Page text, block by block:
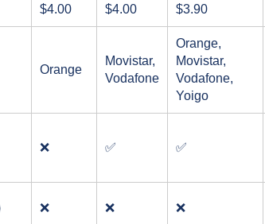
$4.00 $4.00 $3.90
Orange
Movistar,
Vodafone
Orange,
Movistar,
Vodafone,
Yoigo
❌ ✅ ✅
❌ ❌ ❌